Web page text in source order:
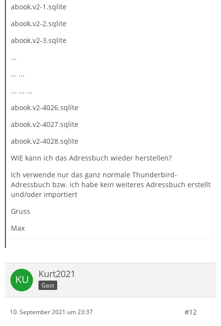
abook.v2-1.sqlite
abook.v2-2.sqlite
abook.v2-3.sqlite
...
... ...
... ... ...
abook.v2-4026.sqlite
abook.v2-4027.sqlite
abook.v2-4028.sqlite
WIE kann ich das Adressbuch wieder herstellen?
Ich verwende nur das ganz normale Thunderbird-
Adressbuch bzw. ich habe kein weiteres Adressbuch erstellt
und/oder importiert
Gruss
Max
Kurt2021
Gast
10. September 2021 um 23:37 #12